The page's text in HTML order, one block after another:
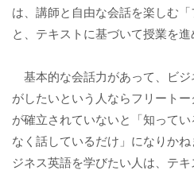
は、講師と自由な会話を楽しむ
と、テキストに基づいて授業を進
基本的な会話力があって、ビ
がしたいという人ならフリート
が確立されていないと「知って
なく話しているだけ」になりか
ジネス英語を学びたい人は、テ